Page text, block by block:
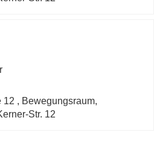
, Bewegungsraum,
Str. 12